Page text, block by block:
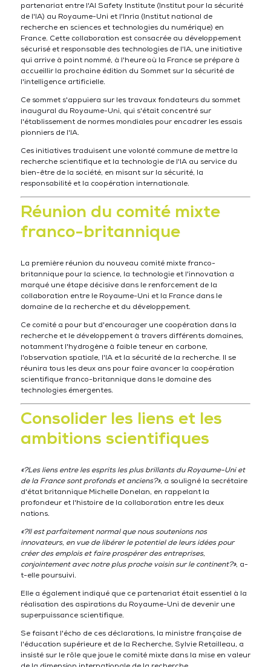
partenariat entre l'AI Safety Institute (Institut pour la sécurité
de l'IA) au Royaume-Uni et l'Inria (Institut national de
recherche en sciences et technologies du numérique) en
France. Cette collaboration est consacrée au développement
sécurisé et responsable des technologies de l'IA, une initiative
qui arrive à point nommé, à l'heure où la France se prépare à
accueillir la prochaine édition du Sommet sur la sécurité de
l'intelligence artificielle.
Ce sommet s'appuiera sur les travaux fondateurs du sommet
inaugural du Royaume-Uni, qui s'était concentré sur
l'établissement de normes mondiales pour encadrer les essais
pionniers de l'IA.
Ces initiatives traduisent une volonté commune de mettre la
recherche scientifique et la technologie de l'IA au service du
bien-être de la société, en misant sur la sécurité, la
responsabilité et la coopération internationale.
Réunion du comité mixte
franco-britannique
La première réunion du nouveau comité mixte franco-
britannique pour la science, la technologie et l'innovation a
marqué une étape décisive dans le renforcement de la
collaboration entre le Royaume-Uni et la France dans le
domaine de la recherche et du développement.
Ce comité a pour but d'encourager une coopération dans la
recherche et le développement à travers différents domaines,
notamment l'hydrogène à faible teneur en carbone,
l'observation spatiale, l'IA et la sécurité de la recherche. Il se
réunira tous les deux ans pour faire avancer la coopération
scientifique franco-britannique dans le domaine des
technologies émergentes.
Consolider les liens et les
ambitions scientifiques
«?Les liens entre les esprits les plus brillants du Royaume-Uni et
de la France sont profonds et anciens?», a souligné la secrétaire
d'état britannique Michelle Donelan, en rappelant la
profondeur et l'histoire de la collaboration entre les deux
nations.
«?Il est parfaitement normal que nous soutenions nos
innovateurs, en vue de libérer le potentiel de leurs idées pour
créer des emplois et faire prospérer des entreprises,
conjointement avec notre plus proche voisin sur le continent?», a-
t-elle poursuivi.
Elle a également indiqué que ce partenariat était essentiel à la
réalisation des aspirations du Royaume-Uni de devenir une
superpuissance scientifique.
Se faisant l'écho de ces déclarations, la ministre française de
l'éducation supérieure et de la Recherche, Sylvie Retailleau, a
insisté sur le rôle que joue le comité mixte dans la mise en valeur